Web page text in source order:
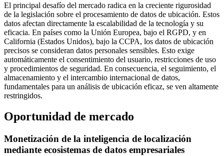
El principal desafío del mercado radica en la creciente rigurosidad
de la legislación sobre el procesamiento de datos de ubicación. Estos
datos afectan directamente la escalabilidad de la tecnología y su
eficacia. En países como la Unión Europea, bajo el RGPD, y en
California (Estados Unidos), bajo la CCPA, los datos de ubicación
precisos se consideran datos personales sensibles. Esto exige
automáticamente el consentimiento del usuario, restricciones de uso
y procedimientos de seguridad. En consecuencia, el seguimiento, el
almacenamiento y el intercambio internacional de datos,
fundamentales para un análisis de ubicación eficaz, se ven altamente
restringidos.
Oportunidad de mercado
Monetización de la inteligencia de localización
mediante ecosistemas de datos empresariales